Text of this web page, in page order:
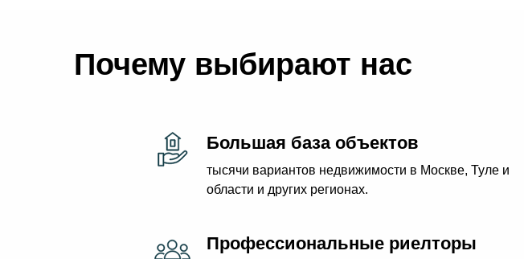
Почему выбирают нас
Большая база объектов
тысячи вариантов недвижимости в Москве, Туле и
области и других регионах.
Профессиональные риелторы